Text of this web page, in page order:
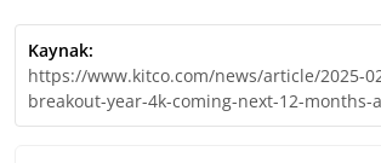
Kaynak:
https://www.kitco.com/news/article/2025-
breakout-year-4k-coming-next-12-months-